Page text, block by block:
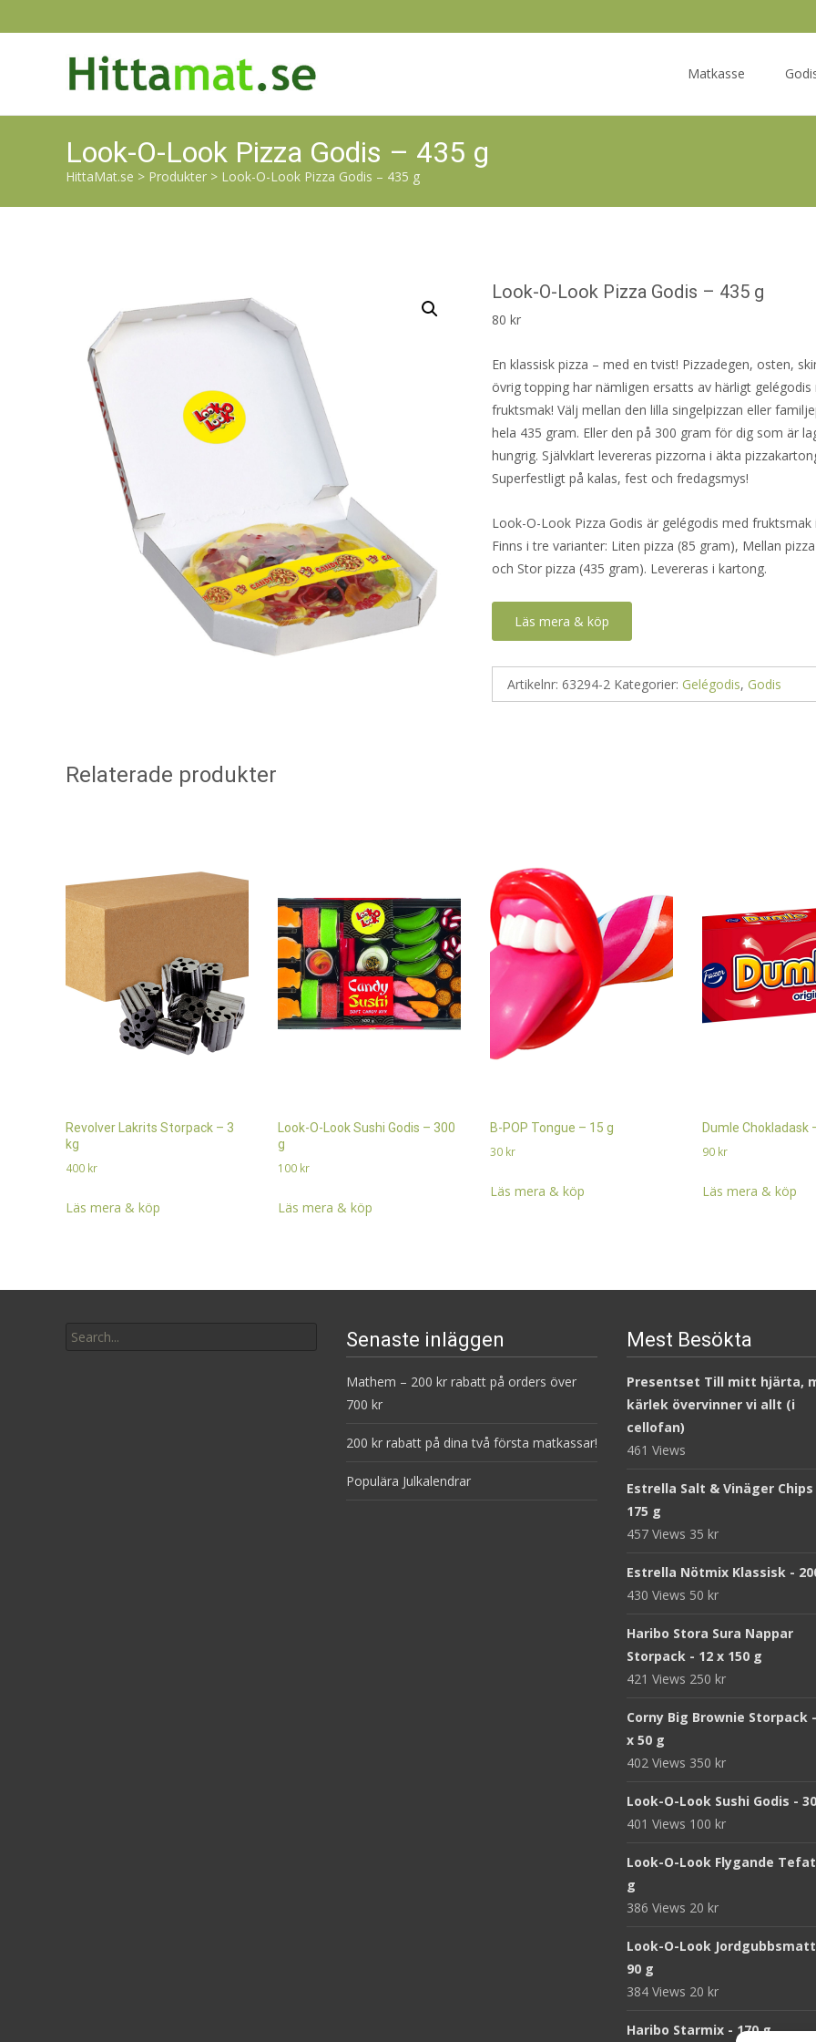
Matkasse
Look-O-Look Pizza Godis – 435 g
HittaMat.se > Produkter > Look-O-Look Pizza Godis – 435 g
Look-O-Look Pizza Godis – 435 g
80 kr
En klassisk pizza – med en tvist! Pizzadegen, osten,
övrig topping har nämligen ersatts av härligt gelégodis
fruktsmak! Välj mellan den lilla singelpizzan eller
hela 435 gram. Eller den på 300 gram för dig som är
hungrig. Självklart levereras pizzorna i äkta
Superfestligt på kalas, fest och fredagsmys!
Look-O-Look Pizza Godis är gelégodis med fruktsmak
Finns i tre varianter: Liten pizza (85 gram), Mellan
och Stor pizza (435 gram). Levereras i kartong.
Läs mera & köp
Artikelnr: 63294-2 Kategorier: Gelégodis, Godis
Relaterade produkter
Revolver Lakrits Storpack – 3
kg
400 kr
Läs mera & köp
Look-O-Look Sushi Godis – 300
g
100 kr
Läs mera & köp
B-POP Tongue – 15 g
30 kr
Läs mera & köp
Dumle Chokladask
90 kr
Läs mera & köp
for:
Senaste inläggen
Mathem – 200 kr rabatt på orders över
700 kr
200 kr rabatt på dina två första matkassar!
Populära Julkalendrar
Mest Besökta
Presentset Till mitt hjärta,
kärlek övervinner vi allt (i
cellofan)
461 Views
Estrella Salt & Vinäger Chips
175 g
457 Views 35 kr
Estrella Nötmix Klassisk -
430 Views 50 kr
Haribo Stora Sura Nappar
Storpack - 12 x 150 g
421 Views 250 kr
Corny Big Brownie Storpack
x 50 g
402 Views 350 kr
Look-O-Look Sushi Godis -
401 Views 100 kr
Look-O-Look Flygande
g
386 Views 20 kr
Look-O-Look
90 g
384 Views 20 kr
Haribo Starmix - 170 g